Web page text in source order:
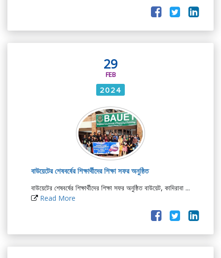
29
FEB
2024
বাউয়েটের শেষবর্ষের শিক্ষার্থীদের শিক্ষা সফর অনুষ্ঠিত
বাউয়েটের শেষবর্ষের শিক্ষার্থীদের শিক্ষা সফর অনুষ্ঠিত বাউয়েট, কাদিরাবা ...
Read More